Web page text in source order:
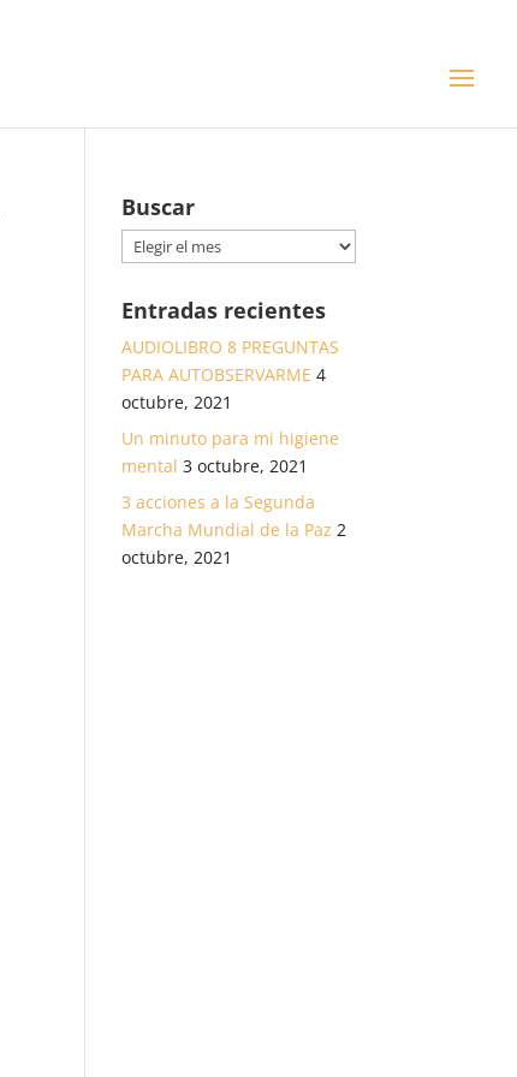
Buscar
Buscar
Entradas recientes
AUDIOLIBRO 8 PREGUNTAS
PARA AUTOBSERVARME 4
octubre, 2021
Un minuto para mi higiene
mental 3 octubre, 2021
3 acciones a la Segunda
Marcha Mundial de la Paz 2
octubre, 2021